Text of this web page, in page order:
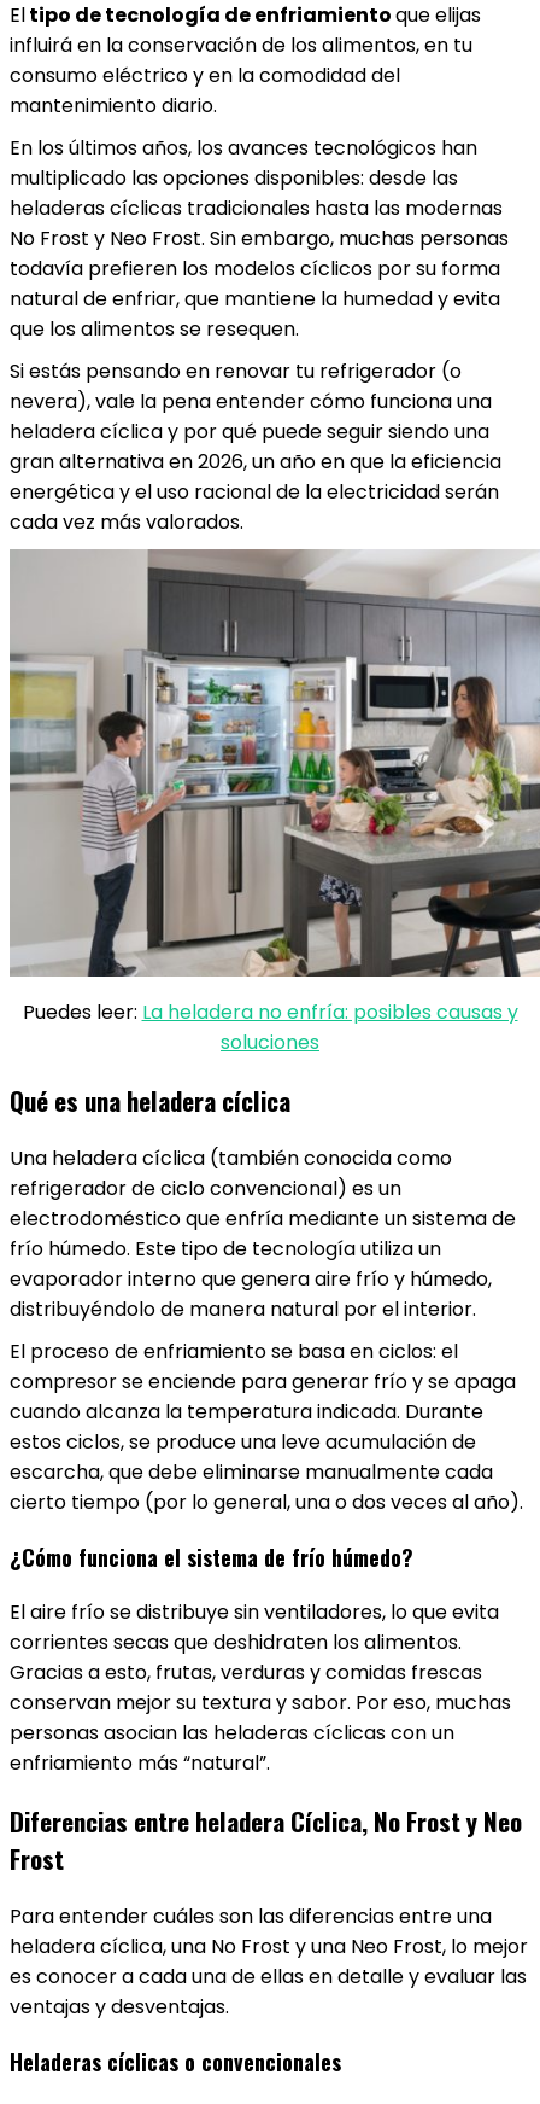
Eltipo de tecnología de enfriamientoque elijas
influirá en la conservación de los alimentos, en tu
consumo eléctrico y en la comodidad del
mantenimiento diario.
En los últimos años, los avances tecnológicos han
multiplicado las opciones disponibles: desde las
heladeras cíclicas tradicionales hasta las modernas
No Frost y Neo Frost. Sin embargo, muchas personas
todavía prefieren los modelos cíclicos por su forma
natural de enfriar, que mantiene la humedad y evita
que los alimentos se resequen.
Si estás pensando en renovar tu refrigerador (o
nevera), vale la pena entender cómo funciona una
heladera cíclica y por qué puede seguir siendo una
gran alternativa en 2026, un año en que la eficiencia
energética y el uso racional de la electricidad serán
cada vez más valorados.
Puedes leer: La heladera no enfría: posibles causas y
soluciones
Qué es una heladera cíclica
Una heladera cíclica (también conocida como
refrigerador de ciclo convencional) es un
electrodoméstico que enfría mediante un sistema de
frío húmedo. Este tipo de tecnología utiliza un
evaporador interno que genera aire frío y húmedo,
distribuyéndolo de manera natural por el interior.
El proceso de enfriamiento se basa en ciclos: el
compresor se enciende para generar frío y se apaga
cuando alcanza la temperatura indicada. Durante
estos ciclos, se produce una leve acumulación de
escarcha, que debe eliminarse manualmente cada
cierto tiempo (por lo general, una o dos veces al año).
¿Cómo funciona el sistema de frío húmedo?
El aire frío se distribuye sin ventiladores, lo que evita
corrientes secas que deshidraten los alimentos.
Gracias a esto, frutas, verduras y comidas frescas
conservan mejor su textura y sabor. Por eso, muchas
personas asocian las heladeras cíclicas con un
enfriamiento más “natural”.
Diferencias entre heladera Cíclica, No Frost y Neo
Frost
Para entender cuáles son las diferencias entre una
heladera cíclica, una No Frost y una Neo Frost, lo mejor
es conocer a cada una de ellas en detalle y evaluar las
ventajas y desventajas.
Heladeras cíclicas o convencionales